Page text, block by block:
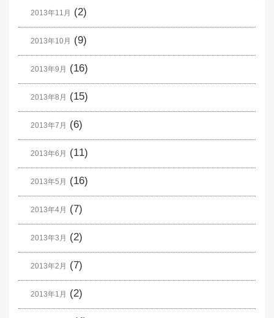
2013年11月 (2)
2013年10月 (9)
2013年9月 (16)
2013年8月 (15)
2013年7月 (6)
2013年6月 (11)
2013年5月 (16)
2013年4月 (7)
2013年3月 (2)
2013年2月 (7)
2013年1月 (2)